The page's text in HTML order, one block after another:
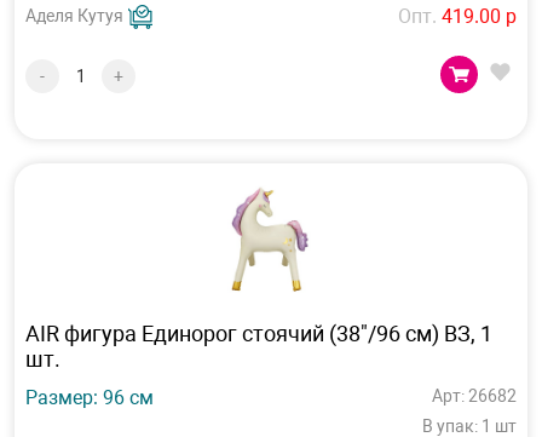
Аделя Кутуя
Опт. 419.00 р
- +
AIR фигура Единорог стоячий (38"/96 см) ВЗ, 1
шт.
Размер: 96 см
Арт: 26682
В упак: 1 шт